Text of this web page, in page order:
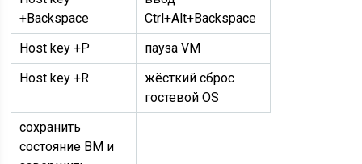
+Backspace
Ctrl+Alt+Backspace
Host key +P
пауза VM
Host key +R
жёсткий сброс
гостевой OS
сохранить
состояние ВМ и